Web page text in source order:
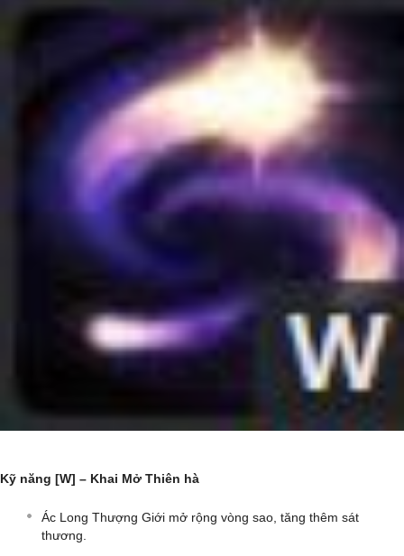
Kỹ năng [W] – Khai Mở Thiên hà
Ác Long Thượng Giới mở rộng vòng sao, tăng thêm sát
thương.